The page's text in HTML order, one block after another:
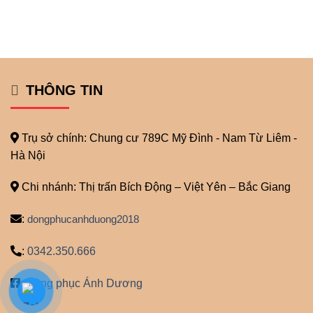
THÔNG TIN
Trụ sở chính: Chung cư 789C Mỹ Đình - Nam Từ Liêm -
Hà Nội
Chi nhánh: Thị trấn Bích Động – Việt Yên – Bắc Giang
: dongphucanhduong2018
: 0342.350.666
:Đồng phục Ánh Dương